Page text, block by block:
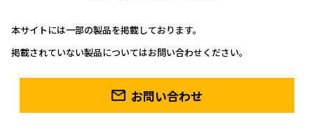
本サイトには一部の製品を掲載しております。
掲載されていない製品についてはお問い合わせください。
お問い合わせ